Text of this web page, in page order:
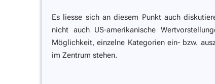
Es liesse sich an diesem Punkt auch
nicht auch US-amerikanische
Möglichkeit, einzelne Kategorien ein- bzw.
im Zentrum stehen.